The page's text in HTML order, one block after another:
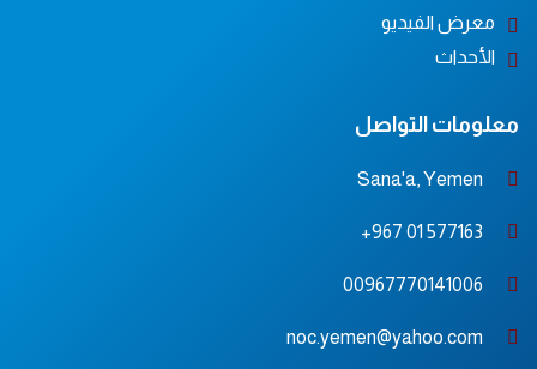
معرض الفيديو
الأحداث
معلومات التواصل
Sana'a, Yemen
577163 01 967+
00967770141006
noc.yemen@yahoo.com